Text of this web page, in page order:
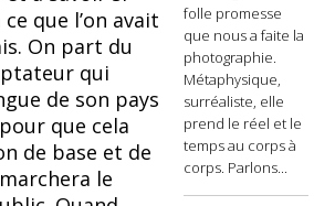
que l’on avait
On part du
qui
de son pays
que cela
de base et de
le
folle promesse
que nous a faite la
photographie.
Métaphysique,
surréaliste, elle
prend le réel et le
temps au corps à
corps. Parlons...